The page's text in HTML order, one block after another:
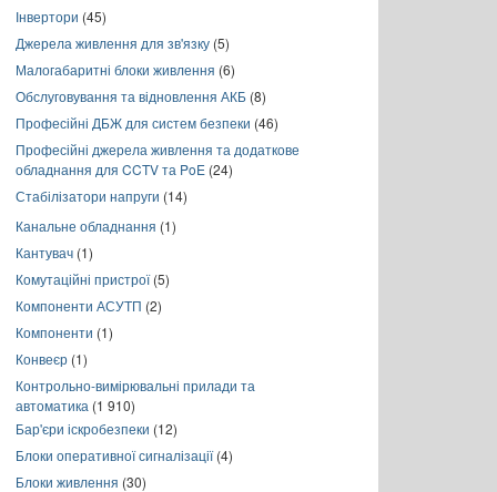
Інвертори (45)
Джерела живлення для зв'язку (5)
Малогабаритні блоки живлення (6)
Обслуговування та відновлення АКБ (8)
Професійні ДБЖ для систем безпеки (46)
Професійні джерела живлення та додаткове
обладнання для CCTV та PoE (24)
Стабілізатори напруги (14)
Канальне обладнання (1)
Кантувач (1)
Комутаційні пристрої(5)
Компоненти АСУТП (2)
Компоненти (1)
Конвеєр (1)
Контрольно-вимірювальні прилади та
автоматика (1 910)
Бар'єри іскробезпеки (12)
Блоки оперативної сигналізації(4)
Блоки живлення (30)